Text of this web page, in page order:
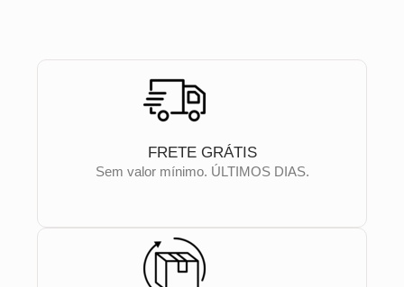
FRETE GRÁTIS
Sem valor mínimo. ÚLTIMOS DIAS.